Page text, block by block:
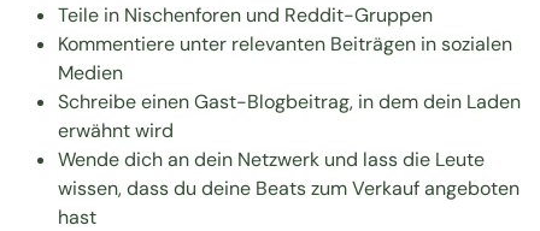
Teile in Nischenforen und Reddit-Gruppen
Kommentiere unter relevanten Beiträgen in sozialen
Medien
Schreibe einen Gast-Blogbeitrag, in dem dein Laden
erwähnt wird
Wende dich an dein Netzwerk und lass die Leute
wissen, dass du deine Beats zum Verkauf angeboten
hast